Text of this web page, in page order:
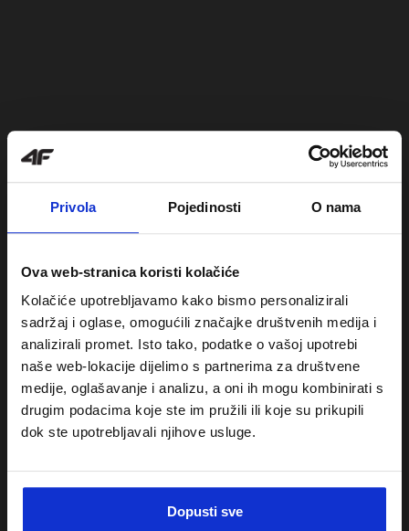
Privola Pojedinosti O nama
Ova web-stranica koristi kolačiće
Kolačiće upotrebljavamo kako bismo personalizirali
sadržaj i oglase, omogućili značajke društvenih medija i
analizirali promet. Isto tako, podatke o vašoj upotrebi
naše web-lokacije dijelimo s partnerima za društvene
medije, oglašavanje i analizu, a oni ih mogu kombinirati s
drugim podacima koje ste im pružili ili koje su prikupili
dok ste upotrebljavali njihove usluge.
Dopusti sve